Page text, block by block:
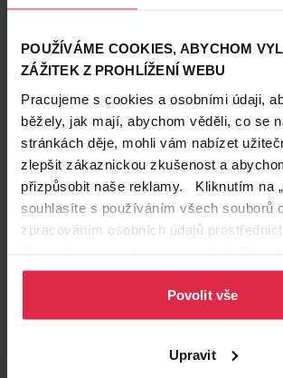
POUŽÍVÁME COOKIES, ABYCHOM
ZÁŽITEK Z PROHLÍŽENÍ WEBU
Pracujeme s cookies a osobními údaji,
běžely, jak mají, abychom věděli, co se
stránkách děje, mohli vám nabízet
zlepšit zákaznickou zkušenost a
přizpůsobit naše reklamy. Kliknutím na
souhlasíte s používáním všech souborů
zpracováním osobních údajů
osobních údajů.
Povolit vše
Upravit